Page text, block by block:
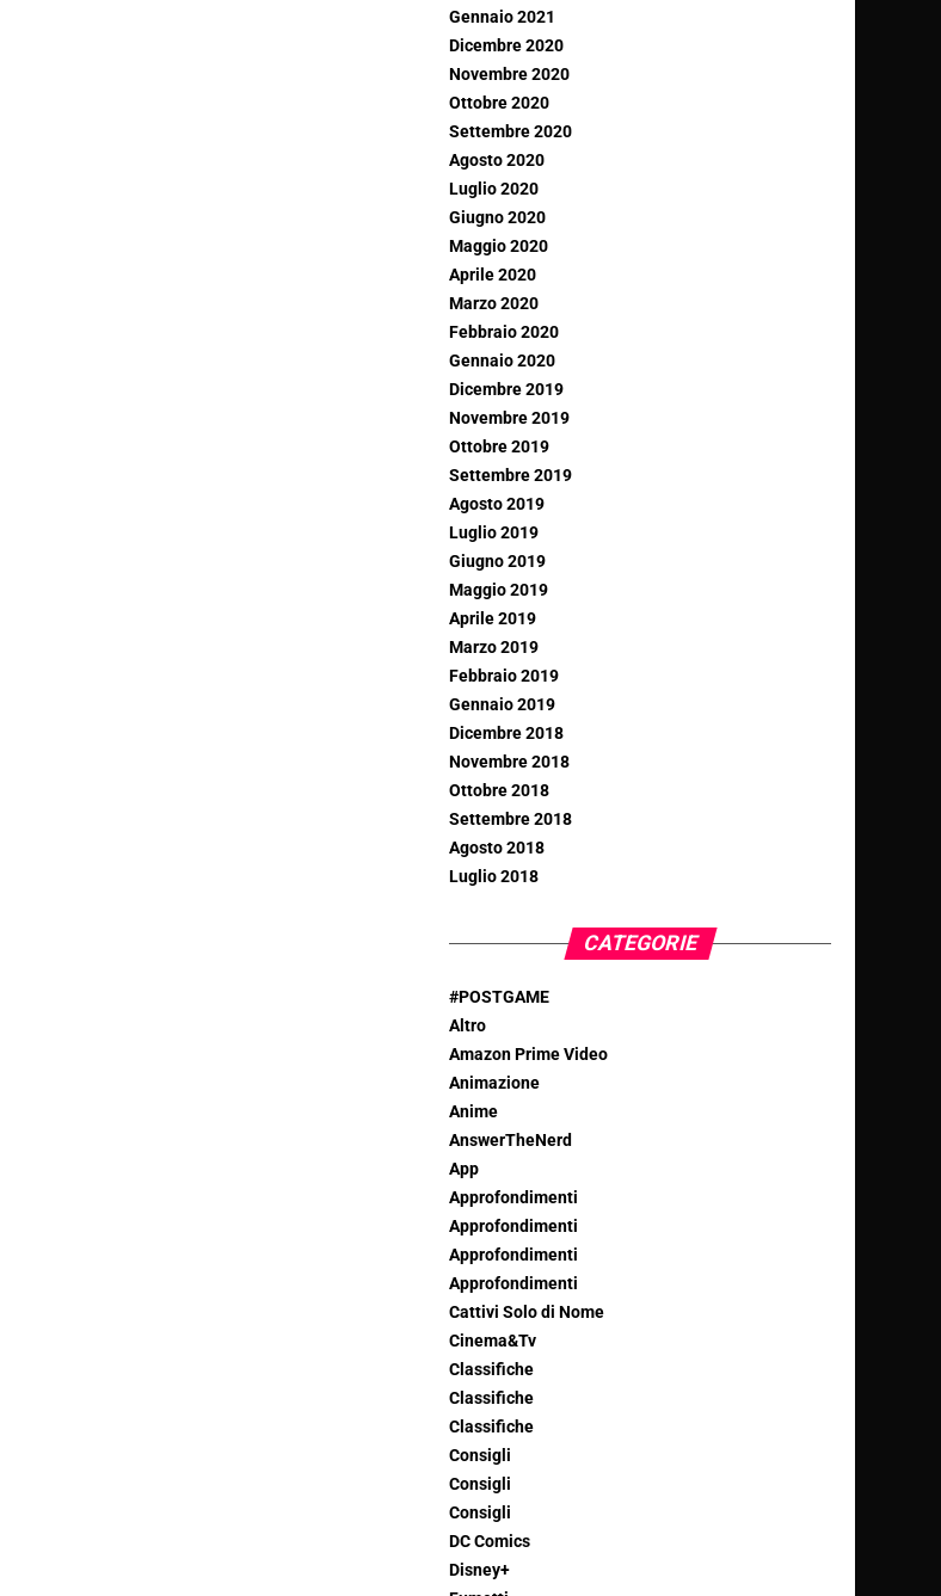
Gennaio 2021
Dicembre 2020
Novembre 2020
Ottobre 2020
Settembre 2020
Agosto 2020
Luglio 2020
Giugno 2020
Maggio 2020
Aprile 2020
Marzo 2020
Febbraio 2020
Gennaio 2020
Dicembre 2019
Novembre 2019
Ottobre 2019
Settembre 2019
Agosto 2019
Luglio 2019
Giugno 2019
Maggio 2019
Aprile 2019
Marzo 2019
Febbraio 2019
Gennaio 2019
Dicembre 2018
Novembre 2018
Ottobre 2018
Settembre 2018
Agosto 2018
Luglio 2018
CATEGORIE
#POSTGAME
Altro
Amazon Prime Video
Animazione
Anime
AnswerTheNerd
App
Approfondimenti
Approfondimenti
Approfondimenti
Approfondimenti
Cattivi Solo di Nome
Cinema&Tv
Classifiche
Classifiche
Classifiche
Consigli
Consigli
Consigli
DC Comics
Disney+